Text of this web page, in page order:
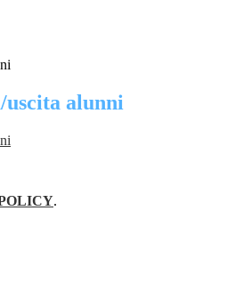
uscita alunni
.